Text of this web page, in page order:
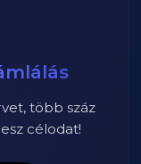
több száz
célodat!